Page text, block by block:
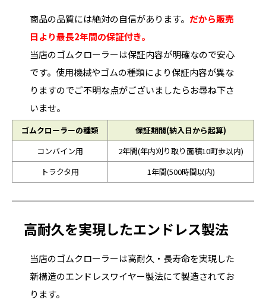
商品の品質には絶対の自信があります。 だから販売
日より最長2年間の保証付き。
当店のゴムクローラーは保証内容が明確なので安心
です。使用機械やゴムの種類により保証内容が異な
りますのでご不明な点がございましたらお尋ね下さ
いませ。
ゴムクローラーの種類
保証期間(納入日から起算)
コンバイン用
2年間(年内刈り取り面積10町歩以内)
トラクタ用
1年間(500時間以内)
高耐久を実現したエンドレス製法
当店のゴムクローラーは高耐久・長寿命を実現した
新構造のエンドレスワイヤー製法にて製造されてお
ります。